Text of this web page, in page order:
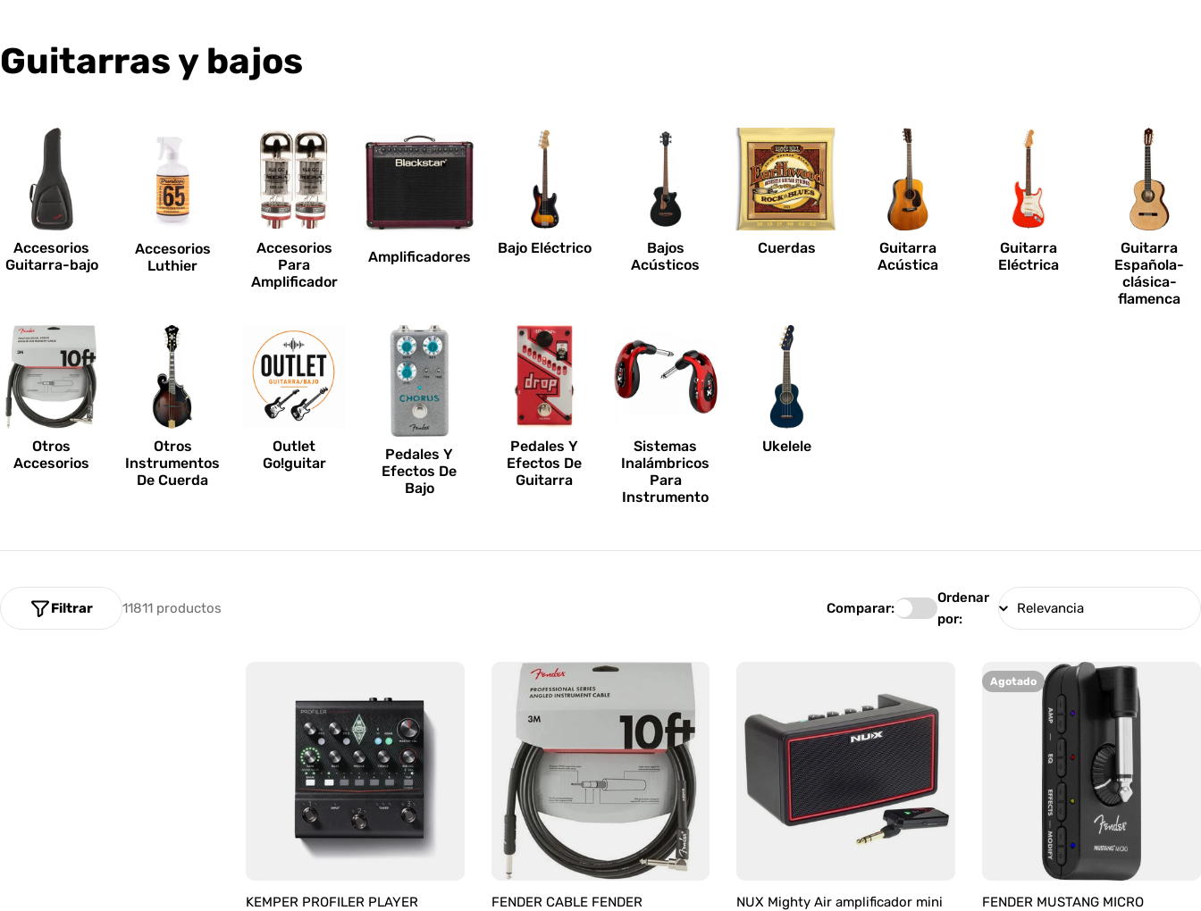
C
c
c
o
n
e
Guitarras y bajos
Accesorios
Guitarra-bajo
Accesorios
Luthier
Accesorios
Para
Amplificador
Amplificadores
Bajo Eléctrico
Bajos
Acústicos
Cuerdas
Guitarra
Acústica
Guitarra
Eléctrica
Guitarra
Española-
clásica-
flamenca
Otros
Accesorios
Otros
Instrumentos
De Cuerda
Outlet
Go!guitar
Pedales Y
Efectos De
Bajo
Pedales Y
Efectos De
Guitarra
Sistemas
Inalámbricos
Para
Instrumento
Ukelele
11811 productos
Filtrar Comparar:
Ordenar
por:
KEMPER PROFILER PLAYER
FENDER CABLE FENDER
NUX Mighty Air amplificador mini
Agotado
FENDER MUSTANG MICRO